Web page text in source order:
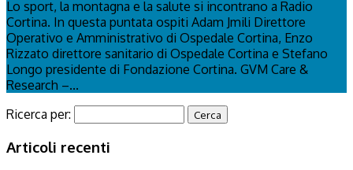
Lo sport, la montagna e la salute si incontrano a Radio
Cortina. In questa puntata ospiti Adam Jmili Direttore
Operativo e Amministrativo di Ospedale Cortina, Enzo
Rizzato direttore sanitario di Ospedale Cortina e Stefano
Longo presidente di Fondazione Cortina. GVM Care &
Research –...
Ricerca per:
Articoli recenti